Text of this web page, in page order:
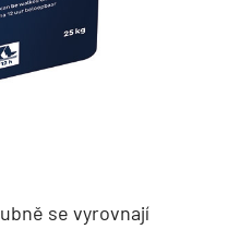
se vyrovnají